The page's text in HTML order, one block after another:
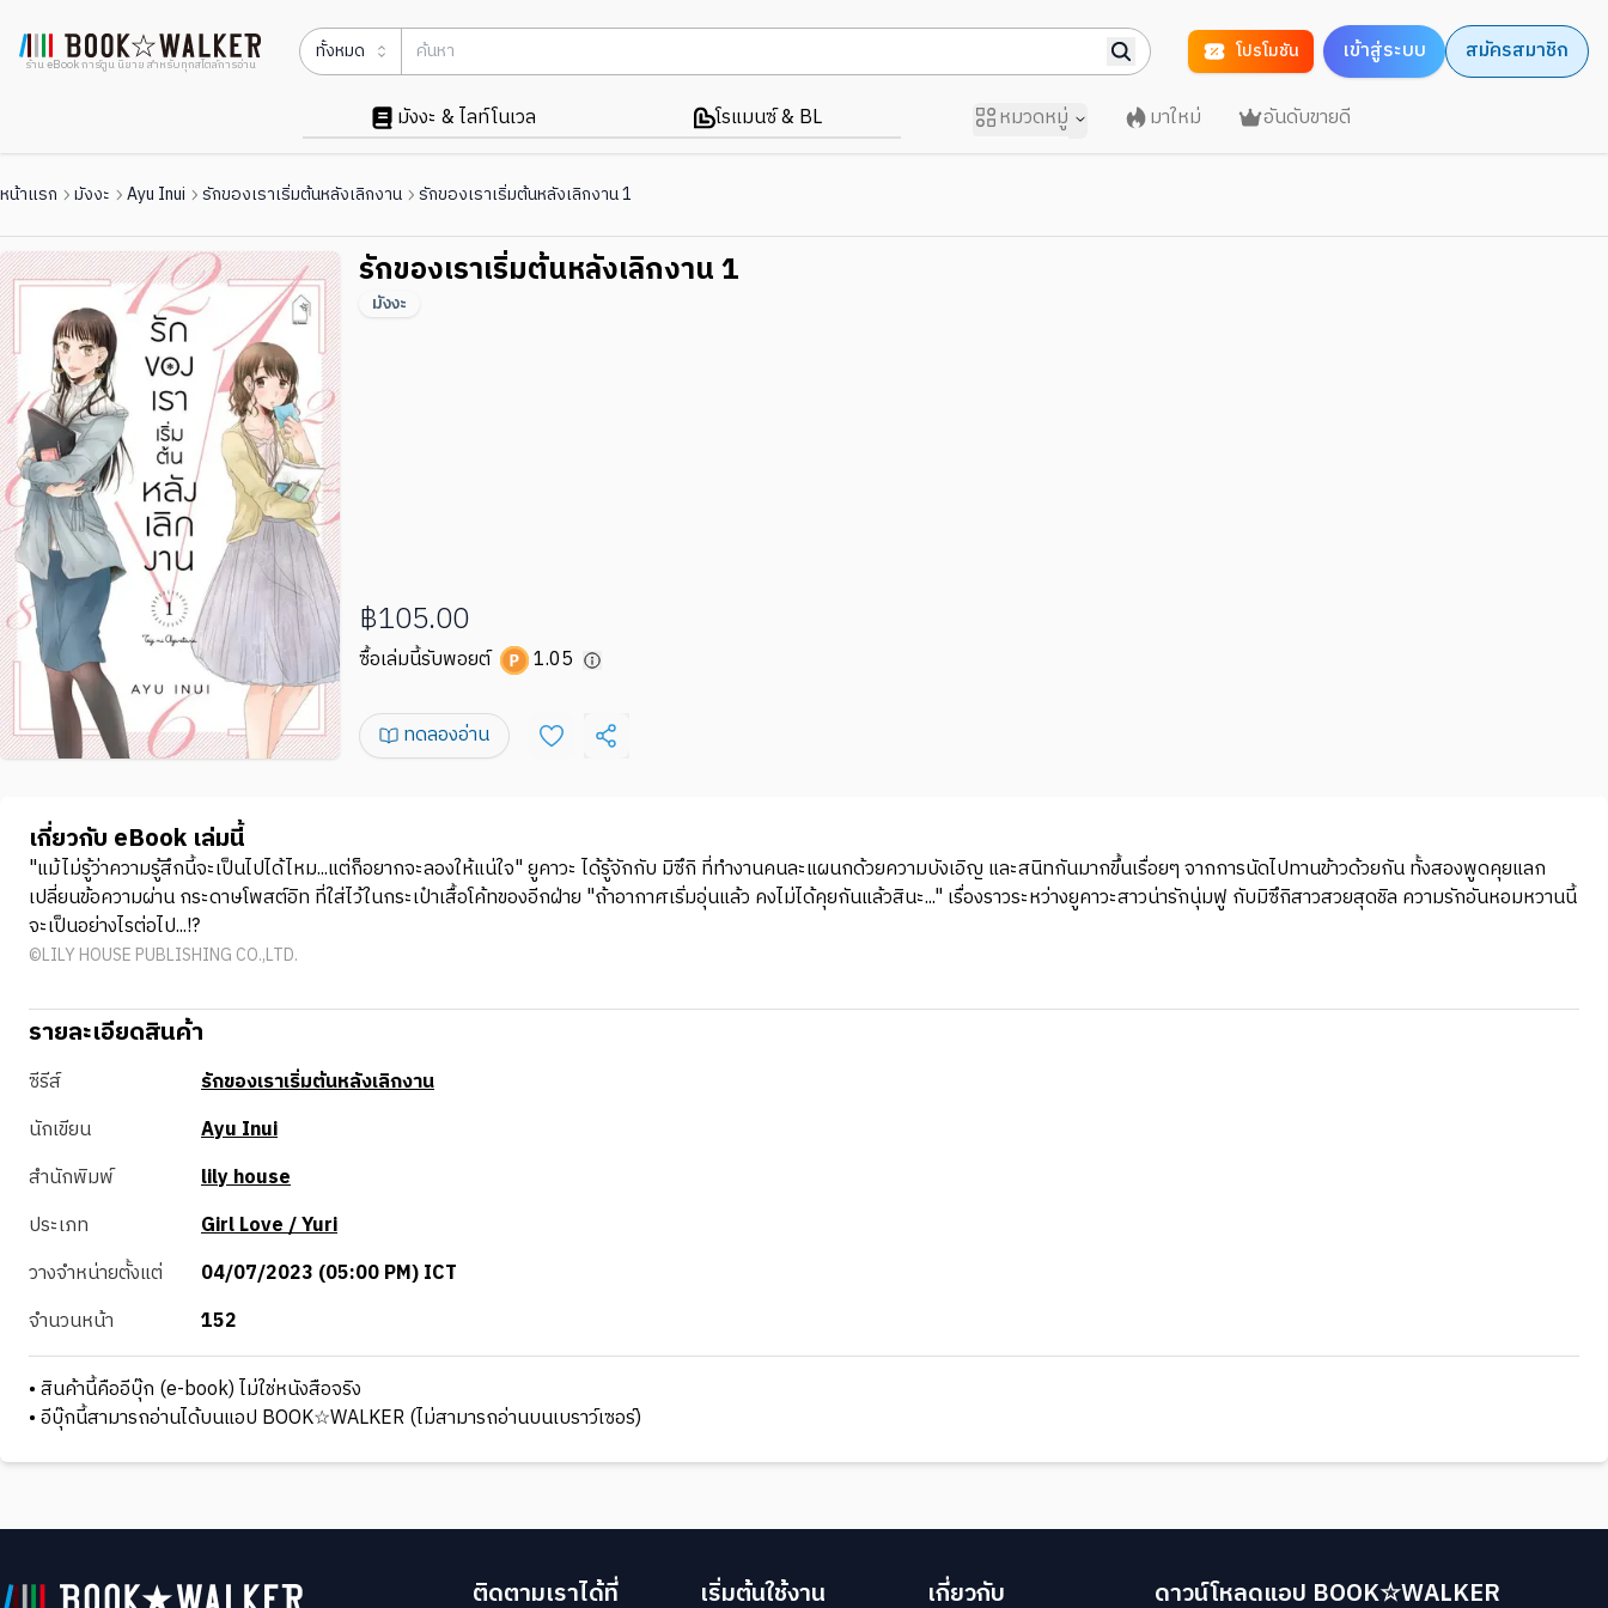
ร้าน eBook การ์ตูน นิยาย สำหรับทุกสไตล์การอ่าน
ทั้งหมด โปรโมชัน เข้าสู่ระบบ สมัครสมาชิก
มังงะ & ไลท์โนเวล โรแมนซ์ & BL หมวดหมู่ มาใหม่ อันดับขายดี
หน้าแรก มังงะ Ayu Inui รักของเราเริ่มต้นหลังเลิกงาน รักของเราเริ่มต้นหลังเลิกงาน 1
รักของเราเริ่มต้นหลังเลิกงาน 1
มังงะ
฿105.00
ซื้อเล่มนี้รับพอยต์ 1.05
ทดลองอ่าน
เกี่ยวกับ eBook เล่มนี้
"แม้ไม่รู้ว่าความรู้สึกนี้จะเป็นไปได้ไหม...แต่ก็อยากจะลองให้แน่ใจ" ยูคาวะ ได้รู้จักกับ มิซึกิ ที่ทำงานคนละแผนกด้วยความบังเอิญ และสนิทกันมากขึ้นเรื่อยๆ จากการนัดไปทานข้าวด้วยกัน ทั้งสองพูดคุยแลก
เปลี่ยนข้อความผ่าน กระดาษโพสต์อิท ที่ใส่ไว้ในกระเป๋าเสื้อโค้ทของอีกฝ่าย "ถ้าอากาศเริ่มอุ่นแล้ว คงไม่ได้คุยกันแล้วสินะ..." เรื่องราวระหว่างยูคาวะสาวน่ารักนุ่มฟู กับมิซึกิสาวสวยสุดชิล ความรักอันหอมหวานนี้
จะเป็นอย่างไรต่อไป...!?
©LILY HOUSE PUBLISHING CO.,LTD.
รายละเอียดสินค้า
ซีรีส์
รักของเราเริ่มต้นหลังเลิกงาน
นักเขียน
Ayu Inui
สำนักพิมพ์
lily house
ประเภท
Girl Love / Yuri
วางจำหน่ายตั้งแต่
04/07/2023 (05:00 PM) ICT
จำนวนหน้า
152
• สินค้านี้คืออีบุ๊ก (e-book) ไม่ใช่หนังสือจริง
• อีบุ๊กนี้สามารถอ่านได้บนแอป BOOK☆WALKER (ไม่สามารถอ่านบนเบราว์เซอร์)
ติดตามเราได้ที่ เริ่มต้นใช้งาน เกี่ยวกับ ดาวน์โหลดแอป BOOK☆WALKER